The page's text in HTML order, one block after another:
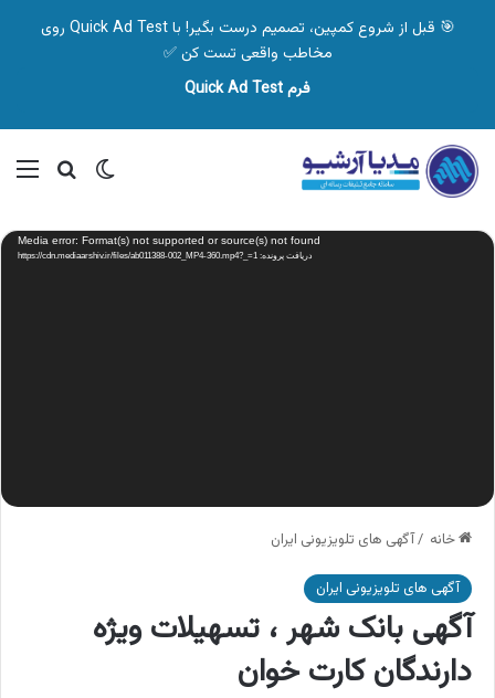
🎯 قبل از شروع کمپین، تصمیم درست بگیر! با Quick Ad Test روی
مخاطب واقعی تست کن ✅
فرم Quick Ad Test
تغییر پوسته
نمایشگر
ویدیو Media error: Format(s) not supported or source(s) not found
دریافت پرونده: https://cdn.mediaarshiv.ir/files/ab011388-002_MP4-360.mp4?_=1
خانه /آگهی های تلویزیونی ایران
آگهی های تلویزیونی ایران
آگهی بانک شهر ، تسهیلات ویژه
دارندگان کارت خوان